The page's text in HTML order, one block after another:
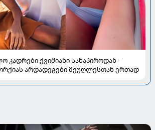
კადრები ქვიშიანი სანაპიროდან -
არდადეგები მეუღლესთან ერთად